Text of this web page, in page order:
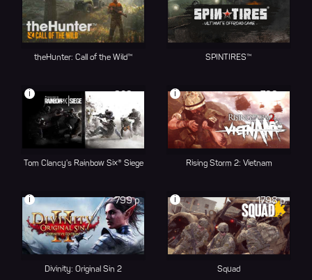
theHunter: Call of the Wild™ SPINTIRES™
829 р.
i
Tom Clancy's Rainbow Six® Siege
799 р.
i
Rising Storm 2: Vietnam
799 р.
i
Divinity: Original Sin 2
1798 р.
i
Squad